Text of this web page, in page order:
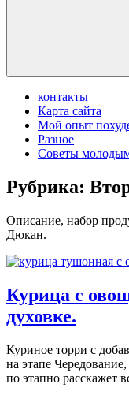
контакты
Карта сайта
Мой опыт
Разное
Советы
Рубрика:
Описание, набор
Дюкан.
Курица с
духовке.
Куриное торри с
на этапе
по этапно расскажет